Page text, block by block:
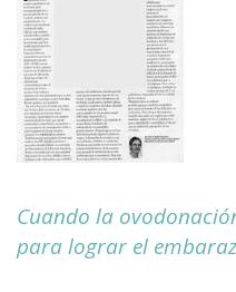
Cuando la
para lograr el